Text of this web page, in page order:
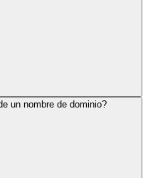
un nombre de dominio?